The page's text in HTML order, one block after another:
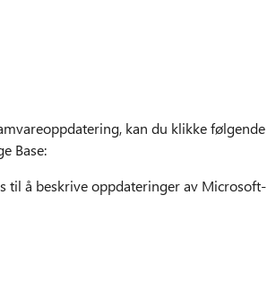
kan du klikke følgende
Base:
til å beskrive oppdateringer av Microsoft-